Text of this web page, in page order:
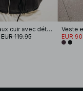
Veste en faux cuir avec détail à cordon de serrage
EUR 119.95 EUR